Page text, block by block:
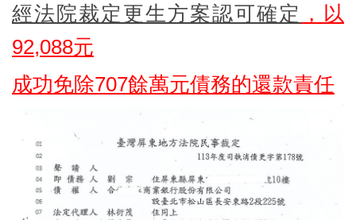
經法院裁定更生方案認可確定 ，以
92,088元
成功免除707餘萬元債務的還款責任